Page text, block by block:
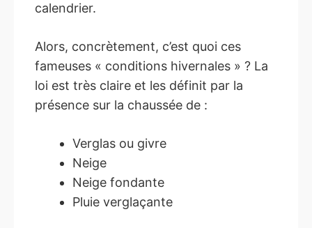
calendrier.
Alors, concrètement, c’est quoi ces
fameuses « conditions hivernales » ? La
loi est très claire et les définit par la
présence sur la chaussée de :
Verglas ou givre
Neige
Neige fondante
Pluie verglaçante